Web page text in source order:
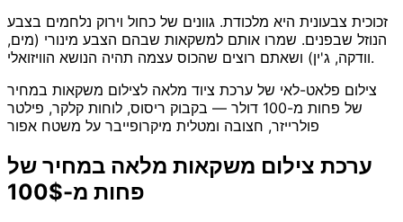
זכוכית צבעונית היא מלכודת. גוונים של כחול וירוק נלחמים בצבע
הנוזל שבפנים. שמרו אותם למשקאות שבהם הצבע מינורי (מים,
וודקה, ג'ין) ושאתם רוצים שהכוס עצמה תהיה הנושא הוויזואלי.
צילום פלאט-לאי של ערכת ציוד מלאה לצילום משקאות במחיר
של פחות מ-100 דולר — בקבוק ריסוס, לוחות קלקר, פילטר
פולרייזר, חצובה ומטלית מיקרופייבר על משטח אפור
ערכת צילום משקאות מלאה במחיר של
פחות מ-100$